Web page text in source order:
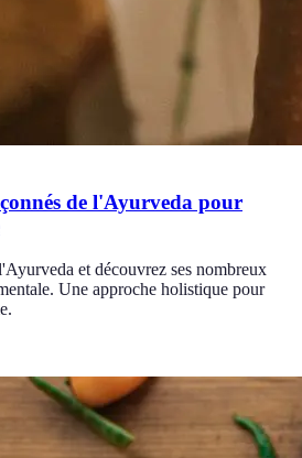
de l'Ayurveda pour
et découvrez ses nombreux
Une approche holistique pour